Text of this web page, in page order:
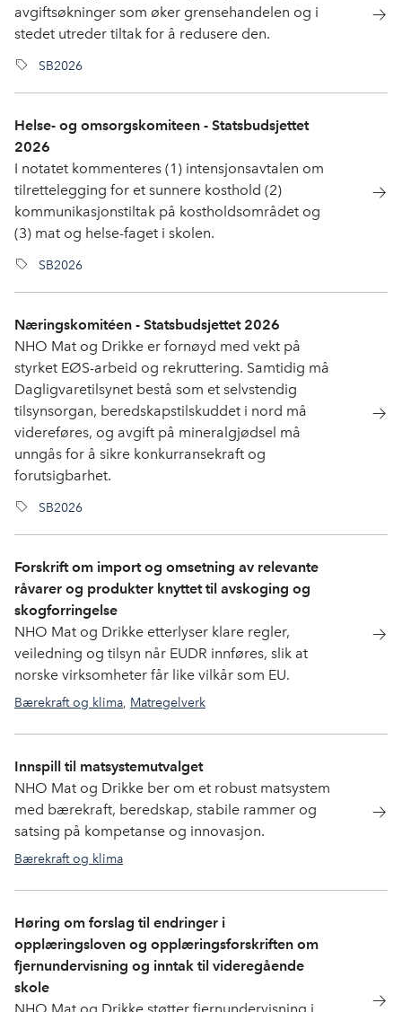
avgiftsøkninger som øker grensehandelen og i
stedet utreder tiltak for å redusere den.
SB2026
Helse- og omsorgskomiteen - Statsbudsjettet
2026
I notatet kommenteres (1) intensjonsavtalen om
tilrettelegging for et sunnere kosthold (2)
kommunikasjonstiltak på kostholdsområdet og
(3) mat og helse-faget i skolen.
SB2026
Næringskomitéen - Statsbudsjettet 2026
NHO Mat og Drikke er fornøyd med vekt på
styrket EØS-arbeid og rekruttering. Samtidig må
Dagligvaretilsynet bestå som et selvstendig
tilsynsorgan, beredskapstilskuddet i nord må
videreføres, og avgift på mineralgjødsel må
unngås for å sikre konkurransekraft og
forutsigbarhet.
SB2026
Forskrift om import og omsetning av relevante
råvarer og produkter knyttet til avskoging og
skogforringelse
NHO Mat og Drikke etterlyser klare regler,
veiledning og tilsyn når EUDR innføres, slik at
norske virksomheter får like vilkår som EU.
Bærekraft og klima, Matregelverk
Innspill til matsystemutvalget
NHO Mat og Drikke ber om et robust matsystem
med bærekraft, beredskap, stabile rammer og
satsing på kompetanse og innovasjon.
Bærekraft og klima
Høring om forslag til endringer i
opplæringsloven og opplæringsforskriften om
fjernundervisning og inntak til videregående
skole